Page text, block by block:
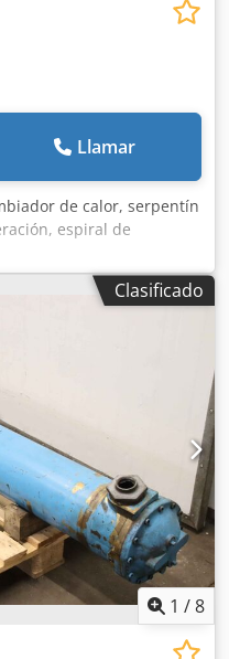
Llamar
de calor, serpentín
espiral de
de haz de tubos,
de mar - Fabricante:
haz de tubos - Tipo:
Esa - Capacidad: camisa
15,3 l - Presión de trabajo
2480/360/Al350 mm -
Clasificado
1 /8